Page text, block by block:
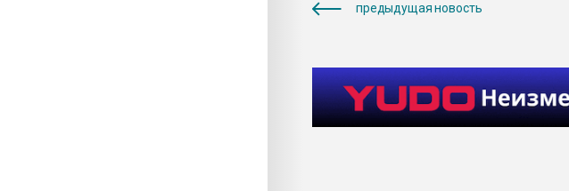
предыдущая новость